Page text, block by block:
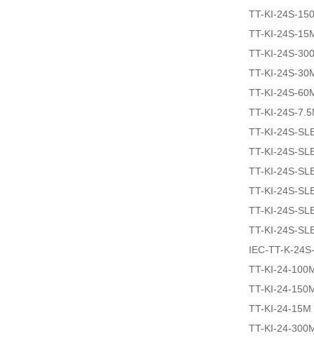
TT-KI-24S-
TT-KI-24S-
TT-KI-24S-
TT-KI-24S-
TT-KI-24S-
TT-KI-24S-
TT-KI-24S-
TT-KI-24S-
TT-KI-24S-
TT-KI-24S-
TT-KI-24S-
TT-KI-24S-
IEC-TT-K-
TT-KI-24-
TT-KI-24-
TT-KI-24-15M
TT-KI-24-